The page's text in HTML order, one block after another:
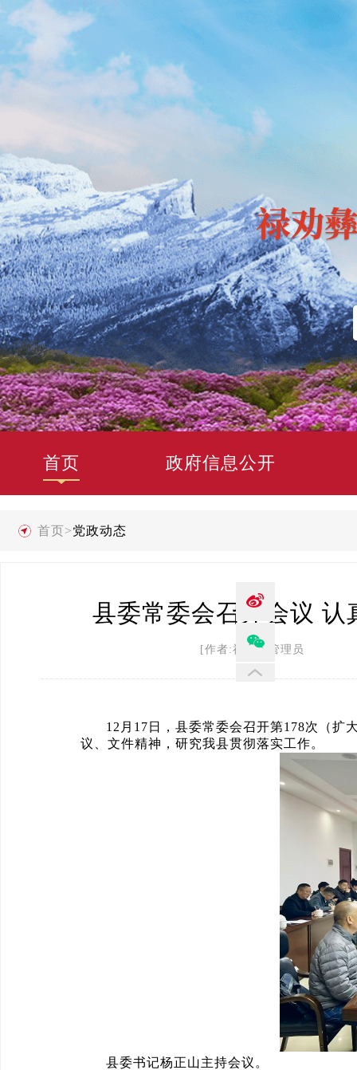
首页 政府信息公开
首页>党政动态
县委常委会召开会议
[作者:禄劝县管理员 发
12月17日，县委常委会召开第178次（扩
议、文件精神，研究我县贯彻落实工作。
县委书记杨正山主持会议。